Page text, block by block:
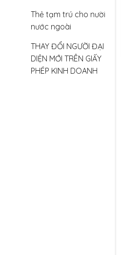
Thẻ tạm trú cho nười
nước ngoài
THAY ĐỔI NGƯỜI ĐẠI
DIỆN MỚI TRÊN GIẤY
PHÉP KINH DOANH